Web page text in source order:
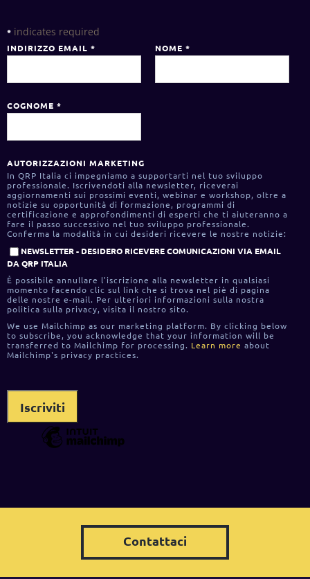
* indicates required
INDIRIZZO EMAIL * NOME *
COGNOME *
AUTORIZZAZIONI MARKETING
In QRP Italia ci impegniamo a supportarti nel tuo sviluppo
professionale. Iscrivendoti alla newsletter, riceverai
aggiornamenti sui prossimi eventi, webinar e workshop, oltre a
notizie su opportunità di formazione, programmi di
certificazione e approfondimenti di esperti che ti aiuteranno a
fare il passo successivo nel tuo sviluppo professionale.
Conferma la modalità in cui desideri ricevere le nostre notizie:
NEWSLETTER - DESIDERO RICEVERE COMUNICAZIONI VIA EMAIL
DA QRP ITALIA
È possibile annullare l'iscrizione alla newsletter in qualsiasi
momento facendo clic sul link che si trova nel piè di pagina
delle nostre e-mail. Per ulteriori informazioni sulla nostra
politica sulla privacy, visita il nostro sito.
We use Mailchimp as our marketing platform. By clicking below
to subscribe, you acknowledge that your information will be
transferred to Mailchimp for processing. Learn more about
Mailchimp's privacy practices.
Contattaci